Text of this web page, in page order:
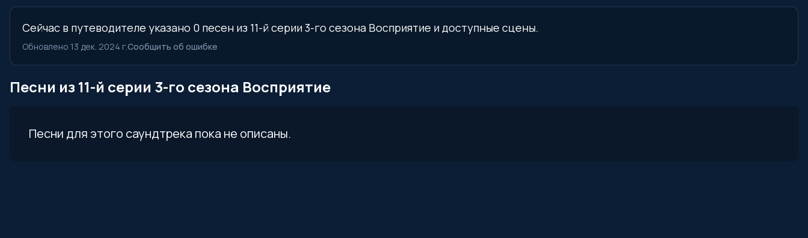
Сейчас в путеводителе указано 0 песен из 11-й серии 3-го сезона Восприятие и доступные сцены.
Обновлено 13 дек. 2024 г.Сообщить об ошибке
Песни из 11-й серии 3-го сезона Восприятие
Песни для этого саундтрека пока не описаны.